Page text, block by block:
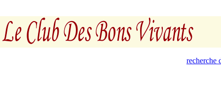
recherche